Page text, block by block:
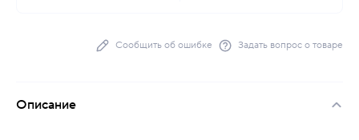
Сообщить об ошибке Задать вопрос о товаре
Описание